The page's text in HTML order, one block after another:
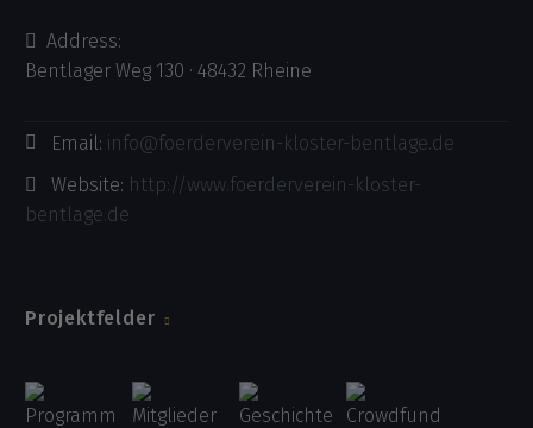
Address:
Bentlager Weg 130 · 48432 Rheine
Email: info@foerderverein-kloster-bentlage.de
Website: http://www.foerderverein-kloster-
bentlage.de
Projektfelder